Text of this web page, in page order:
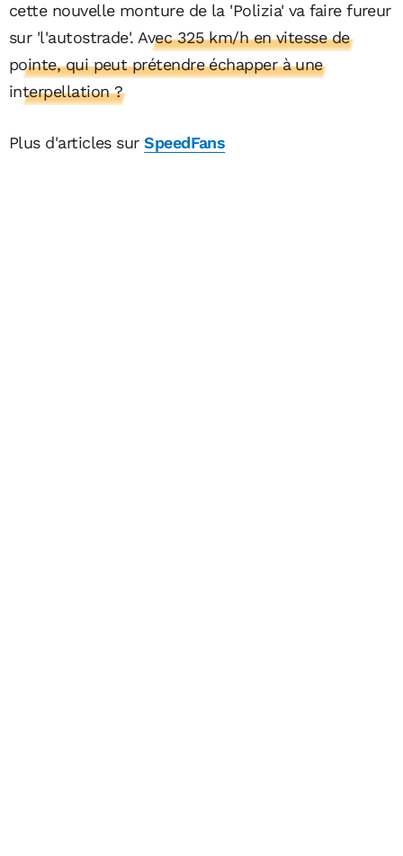
cette nouvelle monture de la 'Polizia' va faire fureur
sur 'l'autostrade'. Avec 325 km/h en vitesse de
pointe, qui peut prétendre échapper à une
interpellation ?
Plus d'articles surSpeedFans